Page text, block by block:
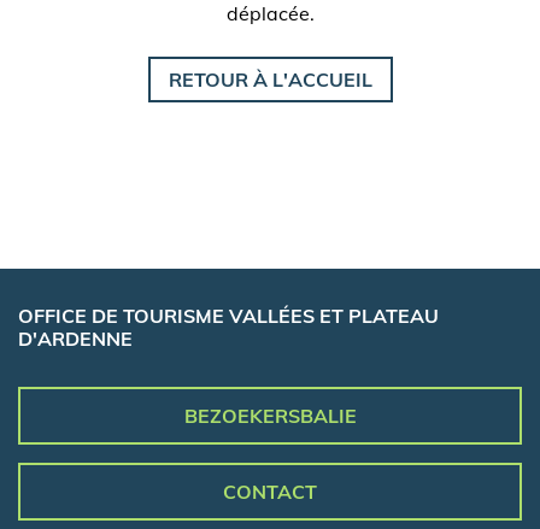
déplacée.
RETOUR À L'ACCUEIL
OFFICE DE TOURISME VALLÉES ET PLATEAU
D'ARDENNE
BEZOEKERSBALIE
CONTACT